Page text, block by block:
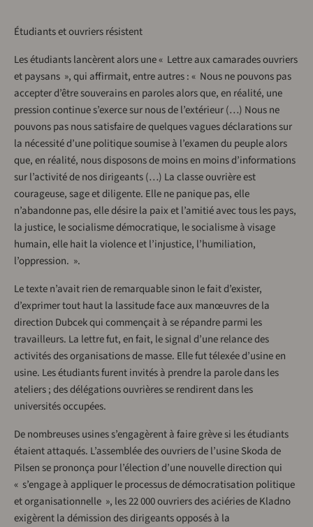
Étudiants et ouvriers résistent
Les étudiants lancèrent alors une « Lettre aux camarades ouvriers
et paysans », qui affirmait, entre autres : « Nous ne pouvons pas
accepter d’être souverains en paroles alors que, en réalité, une
pression continue s’exerce sur nous de l’extérieur (…) Nous ne
pouvons pas nous satisfaire de quelques vagues déclarations sur
la nécessité d’une politique soumise à l’examen du peuple alors
que, en réalité, nous disposons de moins en moins d’informations
sur l’activité de nos dirigeants (…) La classe ouvrière est
courageuse, sage et diligente. Elle ne panique pas, elle
n’abandonne pas, elle désire la paix et l’amitié avec tous les pays,
la justice, le socialisme démocratique, le socialisme à visage
humain, elle hait la violence et l’injustice, l’humiliation,
l’oppression. ».
Le texte n’avait rien de remarquable sinon le fait d’exister,
d’exprimer tout haut la lassitude face aux manœuvres de la
direction Dubcek qui commençait à se répandre parmi les
travailleurs. La lettre fut, en fait, le signal d’une relance des
activités des organisations de masse. Elle fut télexée d’usine en
usine. Les étudiants furent invités à prendre la parole dans les
ateliers ; des délégations ouvrières se rendirent dans les
universités occupées.
De nombreuses usines s’engagèrent à faire grève si les étudiants
étaient attaqués. L’assemblée des ouvriers de l’usine Skoda de
Pilsen se prononça pour l’élection d’une nouvelle direction qui
« s’engage à appliquer le processus de démocratisation politique
et organisationnelle », les 22 000 ouvriers des aciéries de Kladno
exigèrent la démission des dirigeants opposés à la